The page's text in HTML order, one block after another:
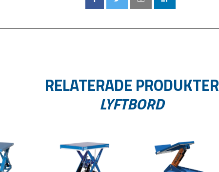
RELATERADE PRODUKTER
LYFTBORD